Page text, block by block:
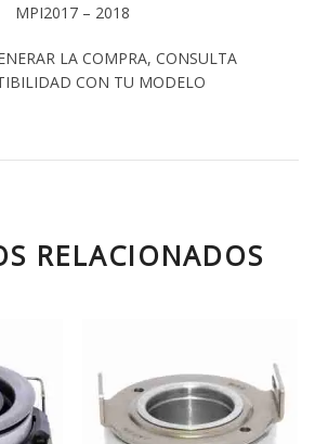
MPI2017 – 2018
LA COMPRA, CONSULTA
CON TU MODELO
RELACIONADOS